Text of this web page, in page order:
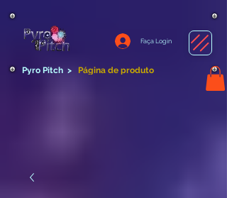
Faça Login
Pyro Pitch > Página de produto